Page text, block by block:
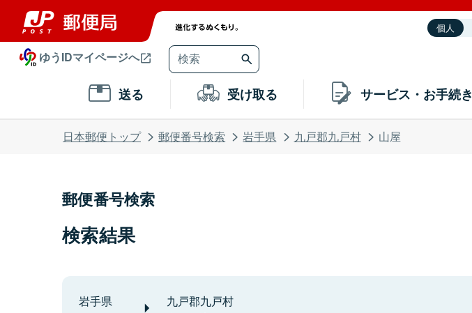
個人
ゆうIDマイページへ
送る 受け取る サービス・お手続き
日本郵便トップ 郵便番号検索 岩手県 九戸郡九戸村 山屋
郵便番号検索
検索結果
岩手県 九戸郡九戸村